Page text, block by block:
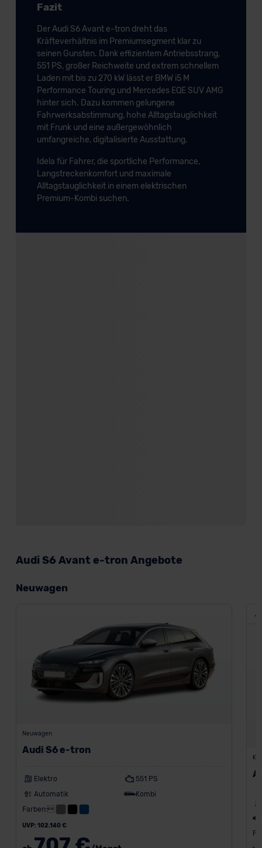
Fazit
Der Audi S6 Avant e-tron dreht das
Kräfteverhältnis im Premiumsegment klar zu
seinen Gunsten. Dank effizientem Antriebsstrang,
551 PS, großer Reichweite und extrem schnellem
Laden mit bis zu 270 kW lässt er BMW i5 M
Performance Touring und Mercedes EQE SUV AMG
hinter sich. Dazu kommen gelungene
Fahrwerksabstimmung, hohe Alltagstauglichkeit
mit Frunk und eine außergewöhnlich
umfangreiche, digitalisierte Ausstattung.
Idela für Fahrer, die sportliche Performance,
Langstreckenkomfort und maximale
Alltagstauglichkeit in einem elektrischen
Premium-Kombi suchen.
Audi S6 Avant e-tron Angebote
Neuwagen
Neuwagen
Audi S6 e-tron
Elektro
551 PS
Automatik
Kombi
Farben:
UVP: 102.140 €